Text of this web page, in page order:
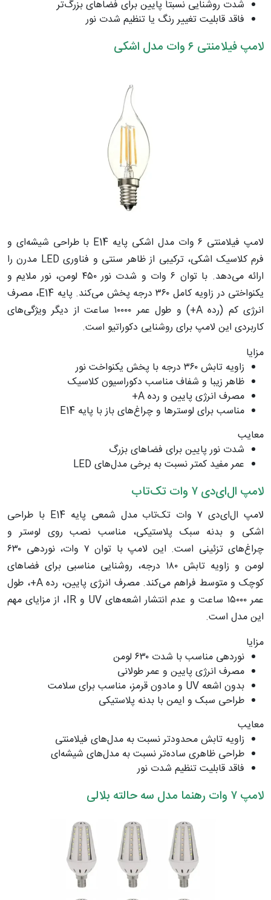
شدت روشنایی نسبتاً پایین برای فضاهای بزرگ‌تر
فاقد قابلیت تغییر رنگ یا تنظیم شدت نور
لامپ فیلامنتی ۶ وات مدل اشکی
لامپ فیلامنتی ۶ وات مدل اشکی پایه E14 با طراحی شیشه‌ای و
فرم کلاسیک اشکی، ترکیبی از ظاهر سنتی و فناوری LED مدرن را
ارائه می‌دهد. با توان ۶ وات و شدت نور ۴۵۰ لومن، نور ملایم و
یکنواختی در زاویه کامل ۳۶۰ درجه پخش می‌کند. پایه E14، مصرف
انرژی کم (رده A+) و طول عمر ۱۰۰۰۰ ساعت از دیگر ویژگی‌های
کاربردی این لامپ برای روشنایی دکوراتیو است.
مزایا
زاویه تابش ۳۶۰ درجه با پخش یکنواخت نور
ظاهر زیبا و شفاف مناسب دکوراسیون کلاسیک
مصرف انرژی پایین و رده A+
مناسب برای لوسترها و چراغ‌های باز با پایه E14
معایب
شدت نور پایین برای فضاهای بزرگ
عمر مفید کمتر نسبت به برخی مدل‌های LED
لامپ ال‌ای‌دی ۷ وات تک‌تاب
لامپ ال‌ای‌دی ۷ وات تک‌تاب مدل شمعی پایه E14 با طراحی
اشکی و بدنه سبک پلاستیکی، مناسب نصب روی لوستر و
چراغ‌های تزئینی است. این لامپ با توان ۷ وات، نوردهی ۶۳۰
لومن و زاویه تابش ۱۸۰ درجه، روشنایی مناسبی برای فضاهای
کوچک و متوسط فراهم می‌کند. مصرف انرژی پایین، رده A+، طول
عمر ۱۵۰۰۰ ساعت و عدم انتشار اشعه‌های UV و IR، از مزایای مهم
این مدل است.
مزایا
نوردهی مناسب با شدت ۶۳۰ لومن
مصرف انرژی پایین و عمر طولانی
بدون اشعه UV و مادون قرمز، مناسب برای سلامت
طراحی سبک و ایمن با بدنه پلاستیکی
معایب
زاویه تابش محدودتر نسبت به مدل‌های فیلامنتی
طراحی ظاهری ساده‌تر نسبت به مدل‌های شیشه‌ای
فاقد قابلیت تنظیم شدت نور
لامپ ۷ وات رهنما مدل سه حالته بلالی